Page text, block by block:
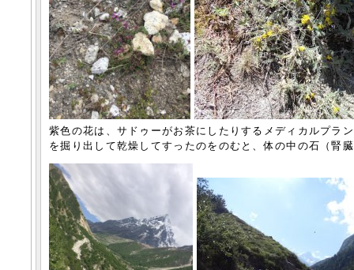
紫色の花は、サドゥーがお茶にしたりするメディカルプラ
を掘り出して乾燥してすったのをのむと、体の中の石（腎